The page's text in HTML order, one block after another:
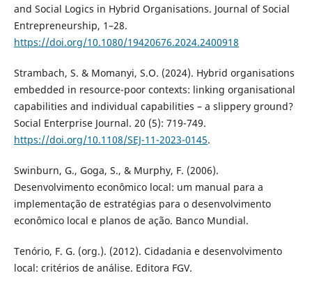
and Social Logics in Hybrid Organisations. Journal of Social
Entrepreneurship, 1–28.
https://doi.org/10.1080/19420676.2024.2400918
Strambach, S. & Momanyi, S.O. (2024). Hybrid organisations
embedded in resource-poor contexts: linking organisational
capabilities and individual capabilities – a slippery ground?
Social Enterprise Journal. 20 (5): 719-749.
https://doi.org/10.1108/SEJ-11-2023-0145.
Swinburn, G., Goga, S., & Murphy, F. (2006).
Desenvolvimento econômico local: um manual para a
implementação de estratégias para o desenvolvimento
econômico local e planos de ação. Banco Mundial.
Tenório, F. G. (org.). (2012). Cidadania e desenvolvimento
local: critérios de análise. Editora FGV.